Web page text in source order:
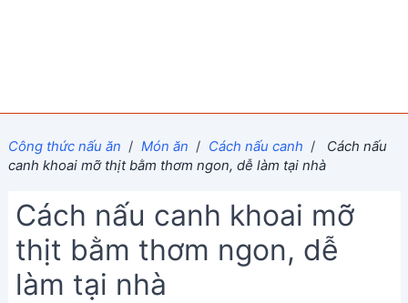
Công thức nấu ăn / Món ăn / Cách nấu canh /
Cách nấu
canh khoai mỡ thịt bằm thơm ngon, dễ làm tại nhà
Cách nấu canh khoai mỡ
thịt bằm thơm ngon, dễ
làm tại nhà